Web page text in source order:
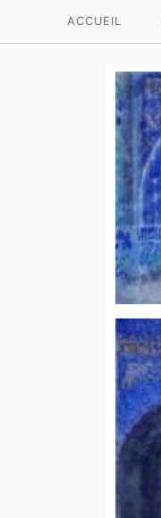
ACCUEIL